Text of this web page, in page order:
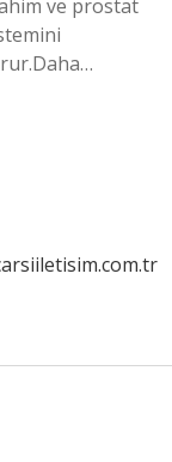
ve prostat